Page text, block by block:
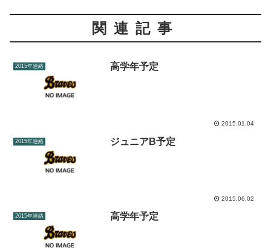
関連記事
2015年連絡 高学年予定
2015.01.04
2015年連絡 ジュニアB予定
2015.06.02
2015年連絡 高学年予定